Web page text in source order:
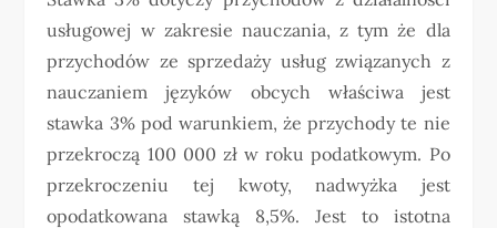
usługowej w zakresie nauczania, z tym że dla
przychodów ze sprzedaży usług związanych z
nauczaniem języków obcych właściwa jest
stawka 3% pod warunkiem, że przychody te nie
przekroczą 100 000 zł w roku podatkowym. Po
przekroczeniu tej kwoty, nadwyżka jest
opodatkowana stawką 8,5%. Jest to istotna